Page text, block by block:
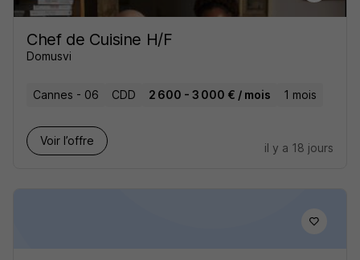
Chef de Cuisine H/F
Domusvi
Cannes - 06 CDD 2 600 - 3 000 € / mois 1 mois
Voir l’offre
il y a 18 jours